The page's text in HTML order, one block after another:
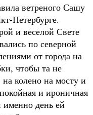
ветреного Сашу
Петербурге.
и веселой Свете
по северной
от города на
чтобы та не
колено на мосту и
и ироничная
именно день ей